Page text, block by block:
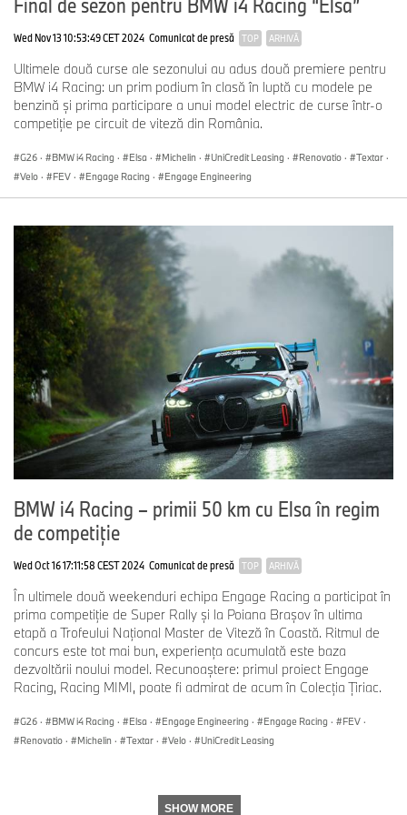
Wed Nov 13 10:53:49 CET 2024 Comunicat de presă TOP ARHIVĂ
Ultimele două curse ale sezonului au adus două premiere pentru
BMW i4 Racing: un prim podium în clasă în luptă cu modele pe
benzină şi prima participare a unui model electric de curse într-o
competiție pe circuit de viteză din România.
G26 · BMW i4 Racing · Elsa · Michelin · UniCredit Leasing · Renovatio · Textar ·
Velo · FEV · Engage Racing · Engage Engineering
BMW i4 Racing – primii 50 km cu Elsa în regim
de competiţie
Wed Oct 16 17:11:58 CEST 2024 Comunicat de presă TOP ARHIVĂ
În ultimele două weekenduri echipa Engage Racing a participat în
prima competiție de Super Rally și la Poiana Brașov în ultima
etapă a Trofeului Național Master de Viteză în Coastă. Ritmul de
concurs este tot mai bun, experiența acumulată este baza
dezvoltării noului model. Recunoaștere: primul proiect Engage
Racing, Racing MIMI, poate fi admirat de acum în Colecția Țiriac.
G26 · BMW i4 Racing · Elsa · Engage Engineering · Engage Racing · FEV ·
Renovatio · Michelin · Textar · Velo · UniCredit Leasing
SHOW MORE